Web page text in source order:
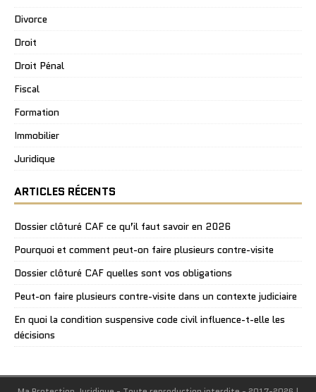
Divorce
Droit
Droit Pénal
Fiscal
Formation
Immobilier
Juridique
ARTICLES RÉCENTS
Dossier clôturé CAF ce qu’il faut savoir en 2026
Pourquoi et comment peut-on faire plusieurs contre-visite
Dossier clôturé CAF quelles sont vos obligations
Peut-on faire plusieurs contre-visite dans un contexte judiciaire
En quoi la condition suspensive code civil influence-t-elle les
décisions